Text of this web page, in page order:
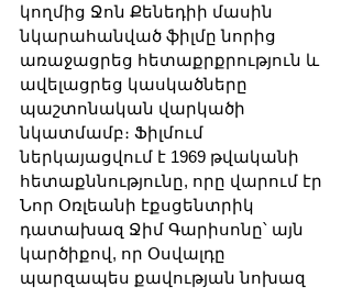
կողմից Ջոն Քենեդիի մասին
նկարահանված ֆիլմը նորից
առաջացրեց հետաքրքրություն և
ավելացրեց կասկածները
պաշտոնական վարկածի
նկատմամբ։ Ֆիլմում
ներկայացվում է 1969 թվականի
հետաքննությունը, որը վարում էր
Նոր Օռլեանի էքսցենտրիկ
դատախազ Ջիմ Գարիսոնը՝ այն
կարծիքով, որ Օսվալդը
պարզապես քավության նոխազ